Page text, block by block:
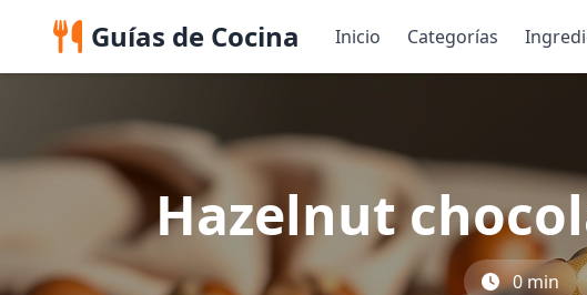
Guías de Cocina Inicio Categorías
Hazelnut
0 min